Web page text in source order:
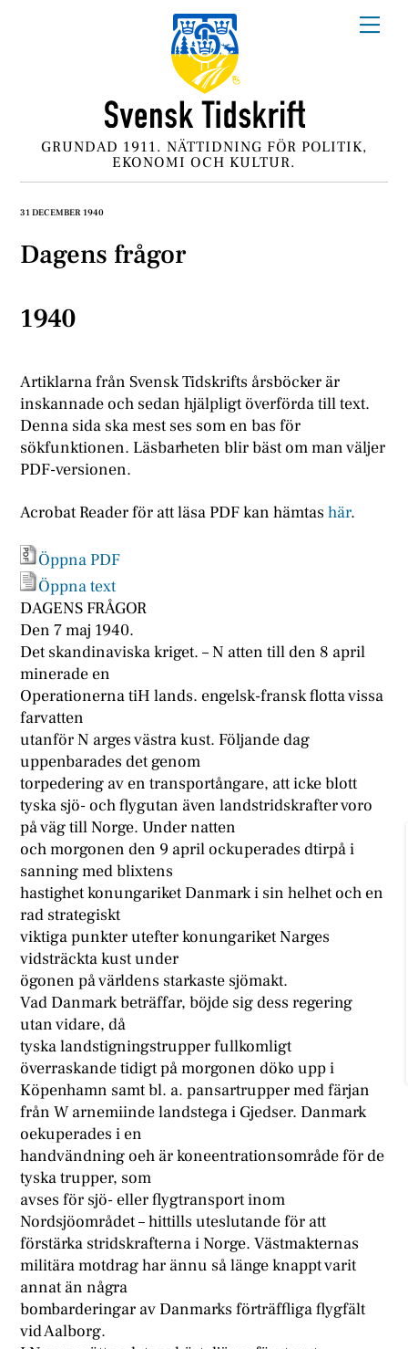
GRUNDAD 1911. NÄTTIDNING FÖR POLITIK,
EKONOMI OCH KULTUR.
31 DECEMBER 1940
Dagens frågor
1940
Artiklarna från Svensk Tidskrifts årsböcker är
inskannade och sedan hjälpligt överförda till text.
Denna sida ska mest ses som en bas för
sökfunktionen. Läsbarheten blir bäst om man väljer
PDF-versionen.
Acrobat Reader för att läsa PDF kan hämtashär.
Öppna PDF
Öppna text
DAGENS FRÅGOR
Den 7 maj 1940.
Det skandinaviska kriget. – N atten till den 8 april
minerade en
Operationerna tiH lands. engelsk-fransk flotta vissa
farvatten
utanför N arges västra kust. Följande dag
uppenbarades det genom
torpedering av en transportångare, att icke blott
tyska sjö- och flygutan även landstridskrafter voro
på väg till Norge. Under natten
och morgonen den 9 april ockuperades dtirpå i
sanning med blixtens
hastighet konungariket Danmark i sin helhet och en
rad strategiskt
viktiga punkter utefter konungariket Narges
vidsträckta kust under
ögonen på världens starkaste sjömakt.
Vad Danmark beträffar, böjde sig dess regering
utan vidare, då
tyska landstigningstrupper fullkomligt
överraskande tidigt på morgonen döko upp i
Köpenhamn samt bl. a. pansartrupper med färjan
från W arnemiinde landstega i Gjedser. Danmark
oekuperades i en
handvändning oeh är koneentrationsområde för de
tyska trupper, som
avses för sjö- eller flygtransport inom
Nordsjöområdet – hittills uteslutande för att
förstärka stridskrafterna i Norge. Västmakternas
militära motdrag har ännu så länge knappt varit
annat än några
bombarderingar av Danmarks förträffliga flygfält
vid Aalborg.